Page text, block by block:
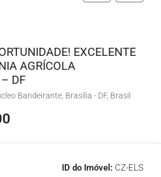
EXCELENTE
AGRÍCOLA
DF
Bandeirante, Brasília - DF, Brasil
ID do Imóvel: CZ-ELS